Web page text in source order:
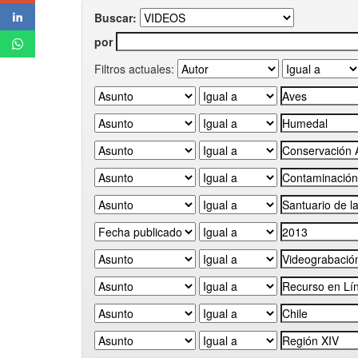
Buscar:
por
Filtros actuales: